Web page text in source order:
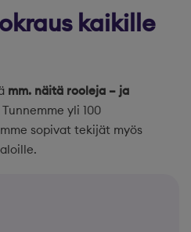
kaikille
mm. näitä rooleja – ja
Tunnemme yli 100
sopivat tekijät myös